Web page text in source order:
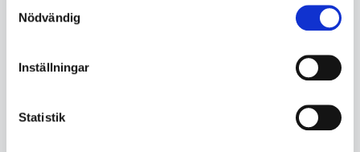
Nödvändig
Inställningar
Statistik